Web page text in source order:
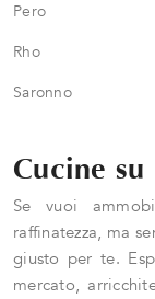
Pero
Rho
Saronno
Cucine
Se vuoi
raffinatezza, ma
giusto per te.
mercato,